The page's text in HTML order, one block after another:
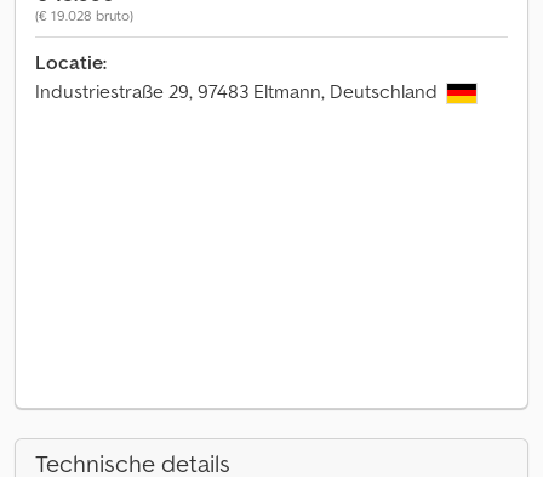
(€ 19.028 bruto)
Locatie:
Industriestraße 29, 97483 Eltmann, Deutschland
Technische details